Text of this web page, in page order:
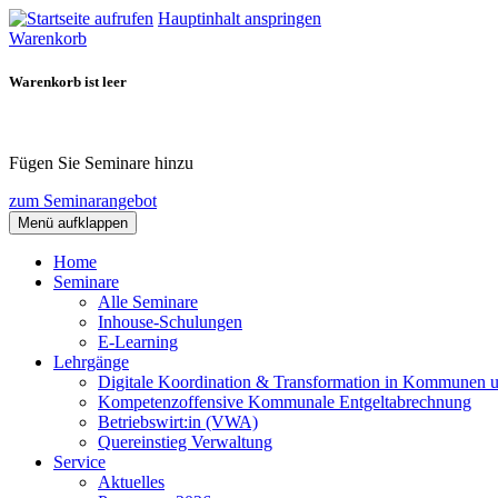
Hauptinhalt anspringen
Warenkorb
Warenkorb ist leer
Fügen Sie Seminare hinzu
zum Seminarangebot
Menü aufklappen
Home
Seminare
Alle Seminare
Inhouse-Schulungen
E-Learning
Lehrgänge
Digitale Koordination & Transformation in Kommunen
Kompetenzoffensive Kommunale Entgeltabrechnung
Betriebswirt:in (VWA)
Quereinstieg Verwaltung
Service
Aktuelles